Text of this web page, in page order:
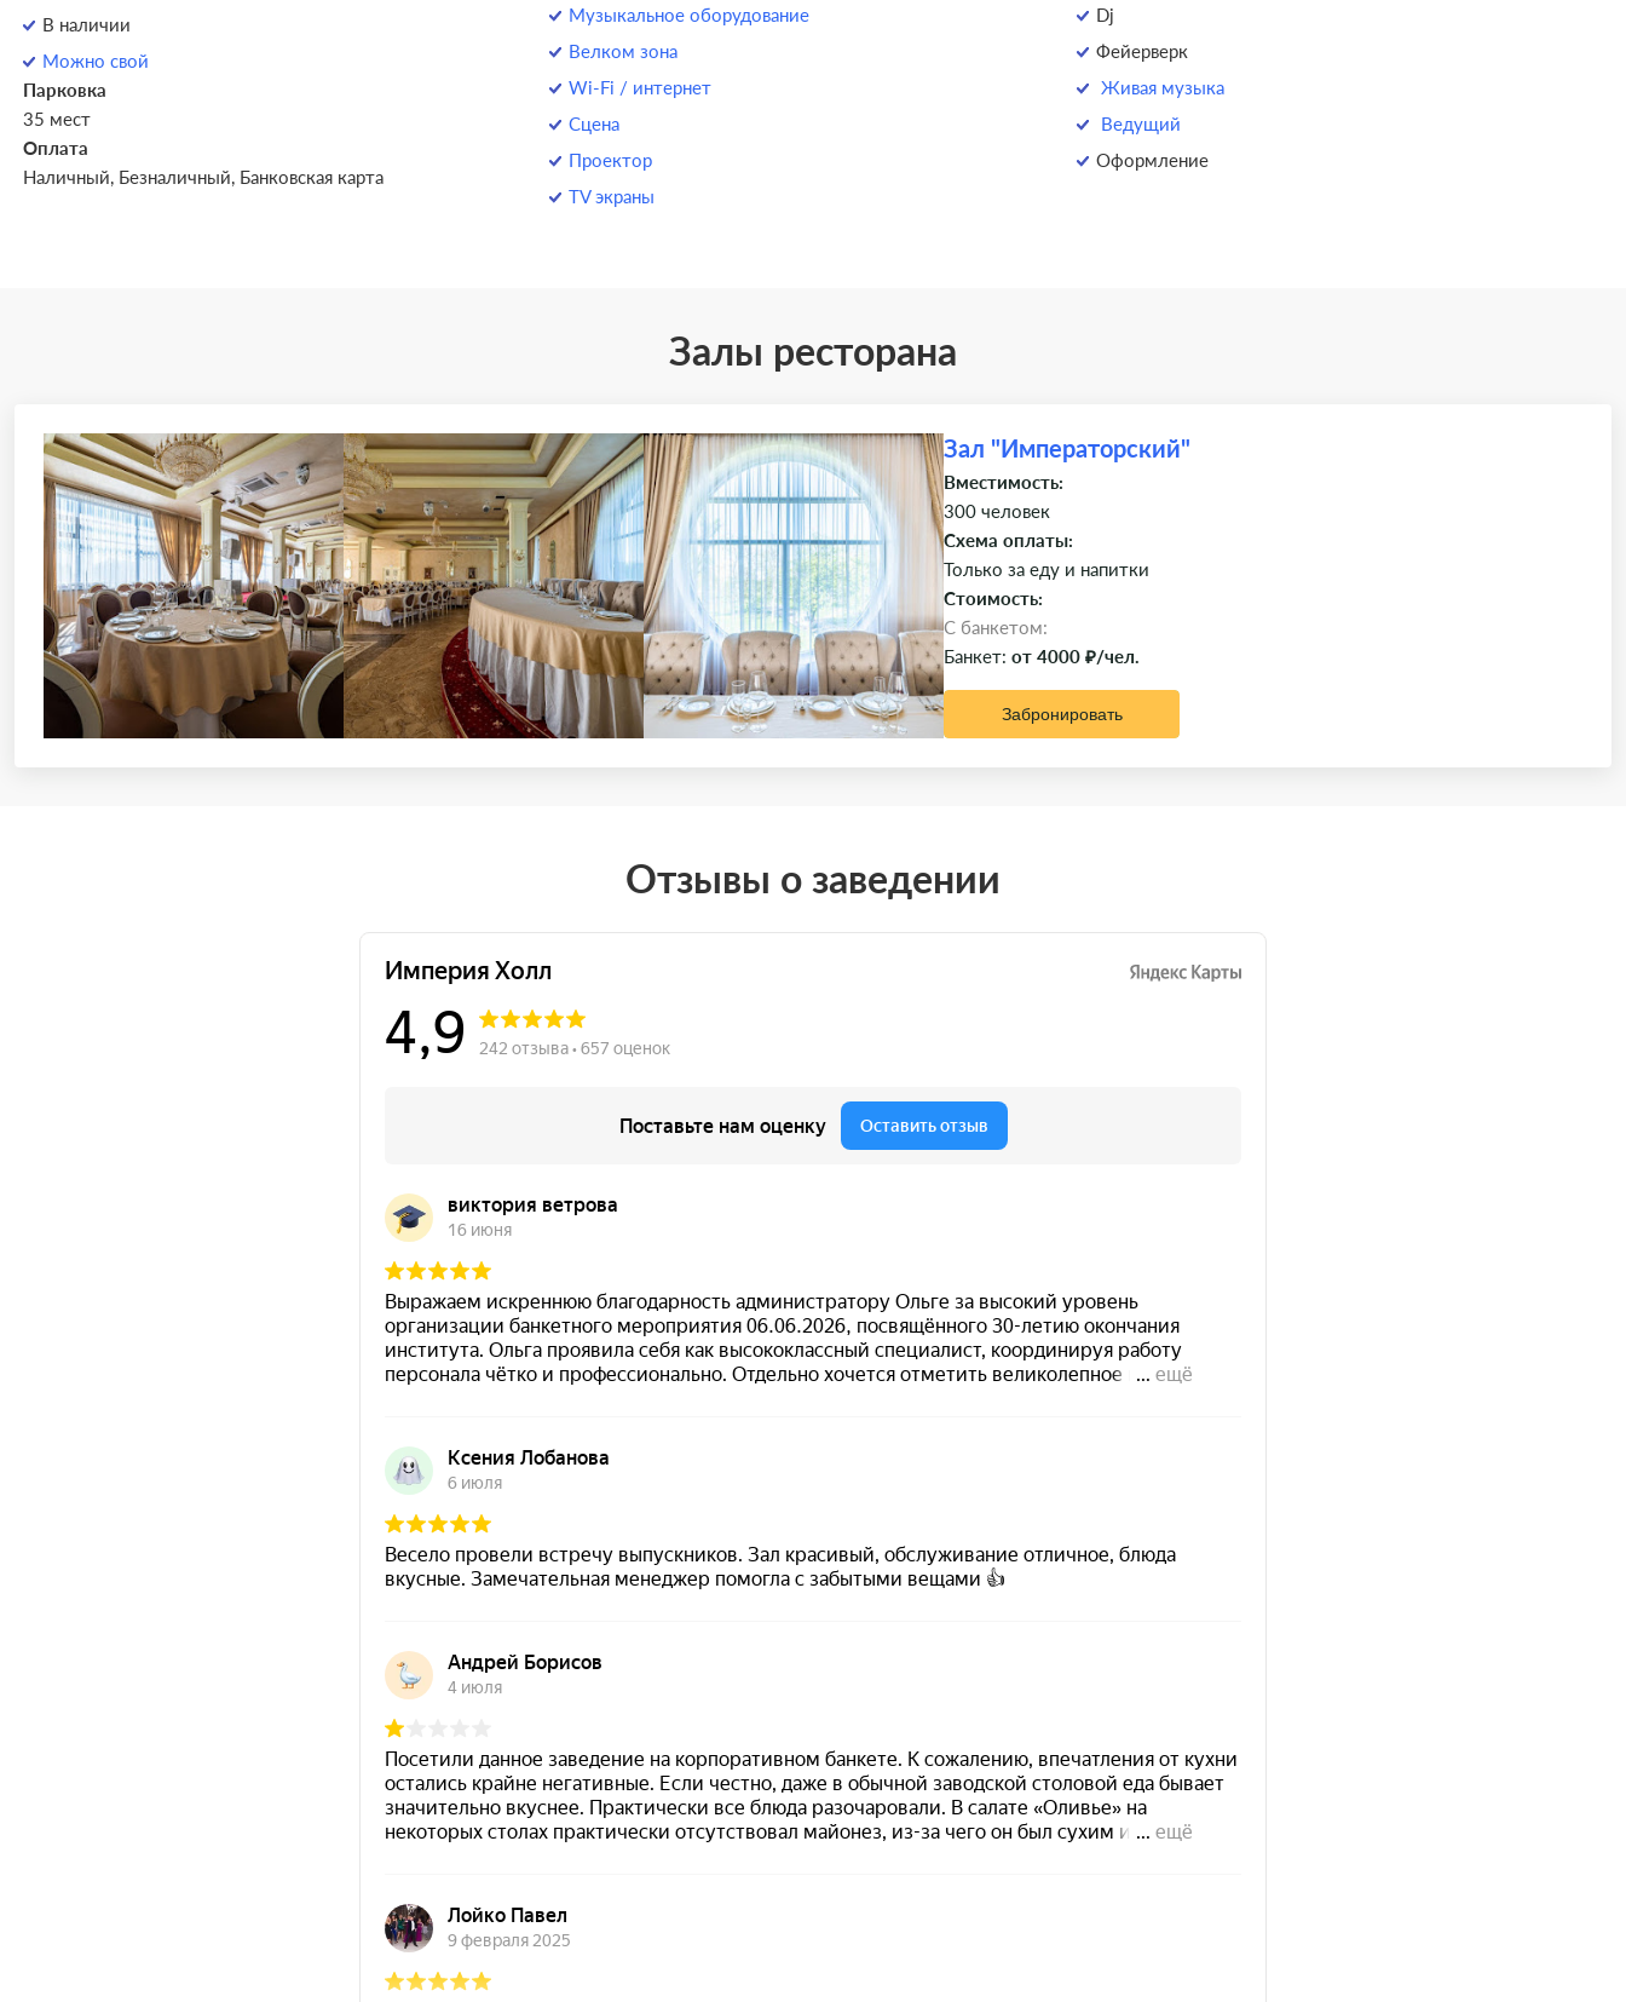
В наличии
Можно свой
Парковка
35 мест
Оплата
Наличный, Безналичный, Банковская карта
Музыкальное оборудование
Велком зона
Wi-Fi / интернет
Сцена
Проектор
TV экраны
Dj
Фейерверк
Живая музыка
Ведущий
Оформление
Залы ресторана
Зал "Императорский"
Вместимость:
300 человек
Схема оплаты:
Только за еду и напитки
Стоимость:
C банкетом:
Банкет: от 4000 ₽/чел.
Забронировать
Отзывы о заведении